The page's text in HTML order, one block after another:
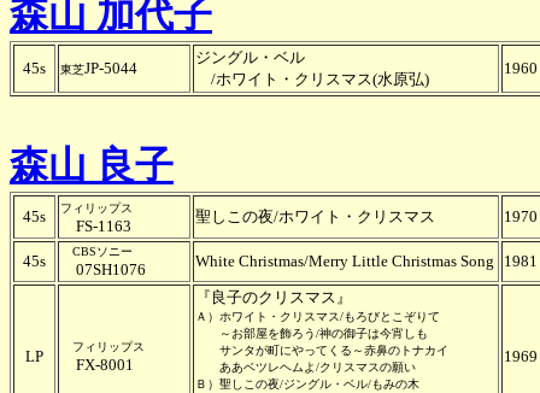
森山 加代子
45s 東芝JP-5044
ジングル・ベル
/ホワイト・クリスマス(水原弘)
1960
森山 良子
45s フィリップス
FS-1163
聖しこの夜/ホワイト・クリスマス 1970
45s
CBSソニー
07SH1076 White Christmas/Merry Little Christmas Song 1981
LP
フィリップス
FX-8001
『良子のクリスマス』
Ａ）ホワイト・クリスマス/もろびとこぞりて
～お部屋を飾ろう/神の御子は今宵しも
サンタが町にやってくる～赤鼻のトナカイ
ああベツレヘムよ/クリスマスの願い
Ｂ）聖しこの夜/ジングル・ベル/もみの木
1969